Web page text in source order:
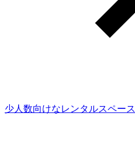
少人数向けなレンタルスペース